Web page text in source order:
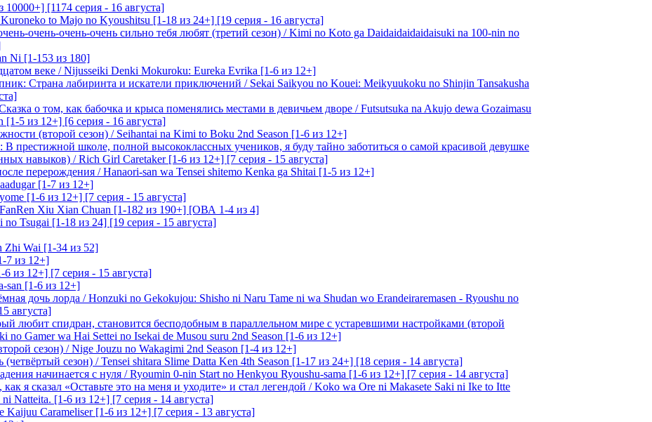
[1174 серия - 16 августа]
to Majo no Kyoushitsu [1-18 из 24+] [19 серия - 16 августа]
очень-очень-очень сильно тебя любят (третий сезон) / Kimi no Koto ga Daidaidaidaidaisuki na 100-nin no
Ni [1-153 из 180]
веке / Nijusseiki Denki Mokuroku: Eureka Evrika [1-6 из 12+]
Страна лабиринта и искатели приключений / Sekai Saikyou no Kouei: Meikyuukoku no Shinjin Tansakusha
о том, как бабочка и крыса поменялись местами в девичьем дворе / Futsutsuka na Akujo dewa Gozaimasu
[1-5 из 12+] [6 серия - 16 августа]
(второй сезон) / Seihantai na Kimi to Boku 2nd Season [1-6 из 12+]
В престижной школе, полной высококлассных учеников, я буду тайно заботиться о самой красивой девушке
навыков) / Rich Girl Caretaker [1-6 из 12+] [7 серия - 15 августа]
перерождения / Hanaori-san wa Tensei shitemo Kenka ga Shitai [1-5 из 12+]
[1-7 из 12+]
[1-6 из 12+] [7 серия - 15 августа]
Xiu Xian Chuan [1-182 из 190+] [ОВА 1-4 из 4]
Tsugai [1-18 из 24] [19 серия - 15 августа]
Zhi Wai [1-34 из 52]
7 из 12+]
из 12+] [7 серия - 15 августа]
san [1-6 из 12+]
дочь лорда / Honzuki no Gekokujou: Shisho ni Naru Tame ni wa Shudan wo Erandeiraremasen - Ryoushu no
августа]
любит спидран, становится бесподобным в параллельном мире с устаревшими настройками (второй
no Gamer wa Hai Settei no Isekai de Musou suru 2nd Season [1-6 из 12+]
сезон) / Nige Jouzu no Wakagimi 2nd Season [1-4 из 12+]
сезон) / Tensei shitara Slime Datta Ken 4th Season [1-17 из 24+] [18 серия - 14 августа]
начинается с нуля / Ryoumin 0-nin Start no Henkyou Ryoushu-sama [1-6 из 12+] [7 серия - 14 августа]
я сказал «Оставьте это на меня и уходите» и стал легендой / Koko wa Ore ni Makasete Saki ni Ike to Itte
Natteita. [1-6 из 12+] [7 серия - 14 августа]
Carameliser [1-6 из 12+] [7 серия - 13 августа]